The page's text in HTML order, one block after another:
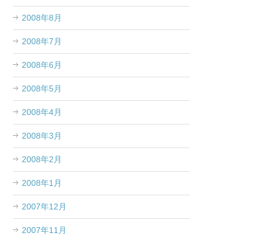
2008年8月
2008年7月
2008年6月
2008年5月
2008年4月
2008年3月
2008年2月
2008年1月
2007年12月
2007年11月